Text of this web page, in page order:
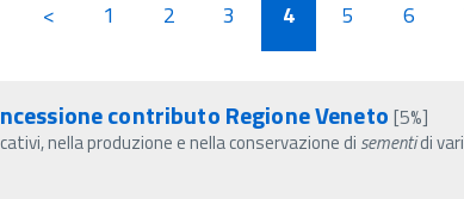
< 1 2 3 4 5 6
contributo Regione Veneto [5%]
nella produzione e nella conservazione di sementidi